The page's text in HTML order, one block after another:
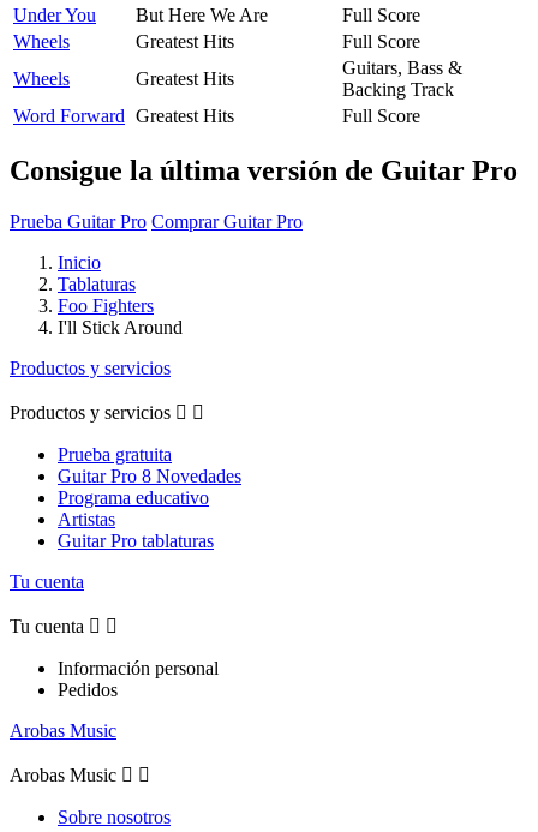
Under You
But Here We Are
Full Score
Wheels
Greatest Hits
Full Score
Wheels
Greatest Hits
Guitars, Bass &
Backing Track
Word Forward Greatest Hits Full Score
Consigue la última versión de Guitar Pro
Prueba Guitar Pro Comprar Guitar Pro
Inicio
Tablaturas
Foo Fighters
I'll Stick Around
Productos y servicios
Productos y servicios  
Prueba gratuita
Guitar Pro 8 Novedades
Programa educativo
Artistas
Guitar Pro tablaturas
Tu cuenta
Tu cuenta  
Información personal
Pedidos
Arobas Music
Arobas Music  
Sobre nosotros